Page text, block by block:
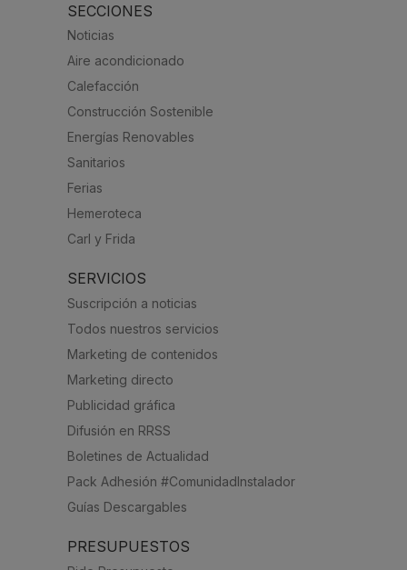
SECCIONES
Noticias
Aire acondicionado
Calefacción
Construcción Sostenible
Energías Renovables
Sanitarios
Ferias
Hemeroteca
Carl y Frida
SERVICIOS
Suscripción a noticias
Todos nuestros servicios
Marketing de contenidos
Marketing directo
Publicidad gráfica
Difusión en RRSS
Boletines de Actualidad
Pack Adhesión #ComunidadInstalador
Guías Descargables
PRESUPUESTOS